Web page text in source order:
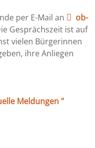
per E-Mail an
ob-
Gesprächszeit ist auf
vielen Bürgerinnen
ihre Anliegen
Meldungen "